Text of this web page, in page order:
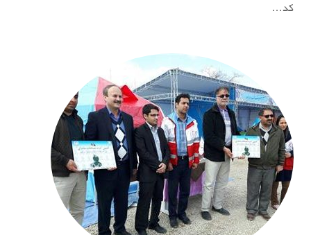
کد…